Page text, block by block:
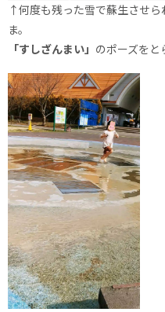
↑何度も残った雪で蘇生させ
ま。
「すしざんまい」 のポーズをと